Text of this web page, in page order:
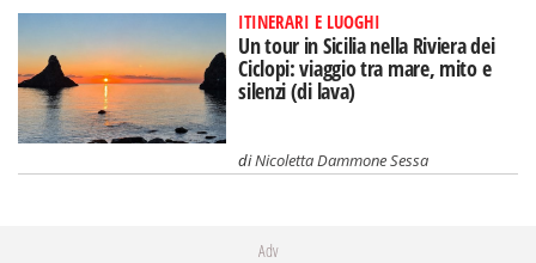
ITINERARI E LUOGHI
Un tour in Sicilia nella Riviera dei
Ciclopi: viaggio tra mare, mito e
silenzi (di lava)
diNicoletta Dammone Sessa
Adv